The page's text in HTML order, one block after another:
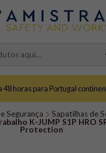
48 horas para Portugal
Segurança
Sapatilhas de
K-JUMP S1P HRO
Protection